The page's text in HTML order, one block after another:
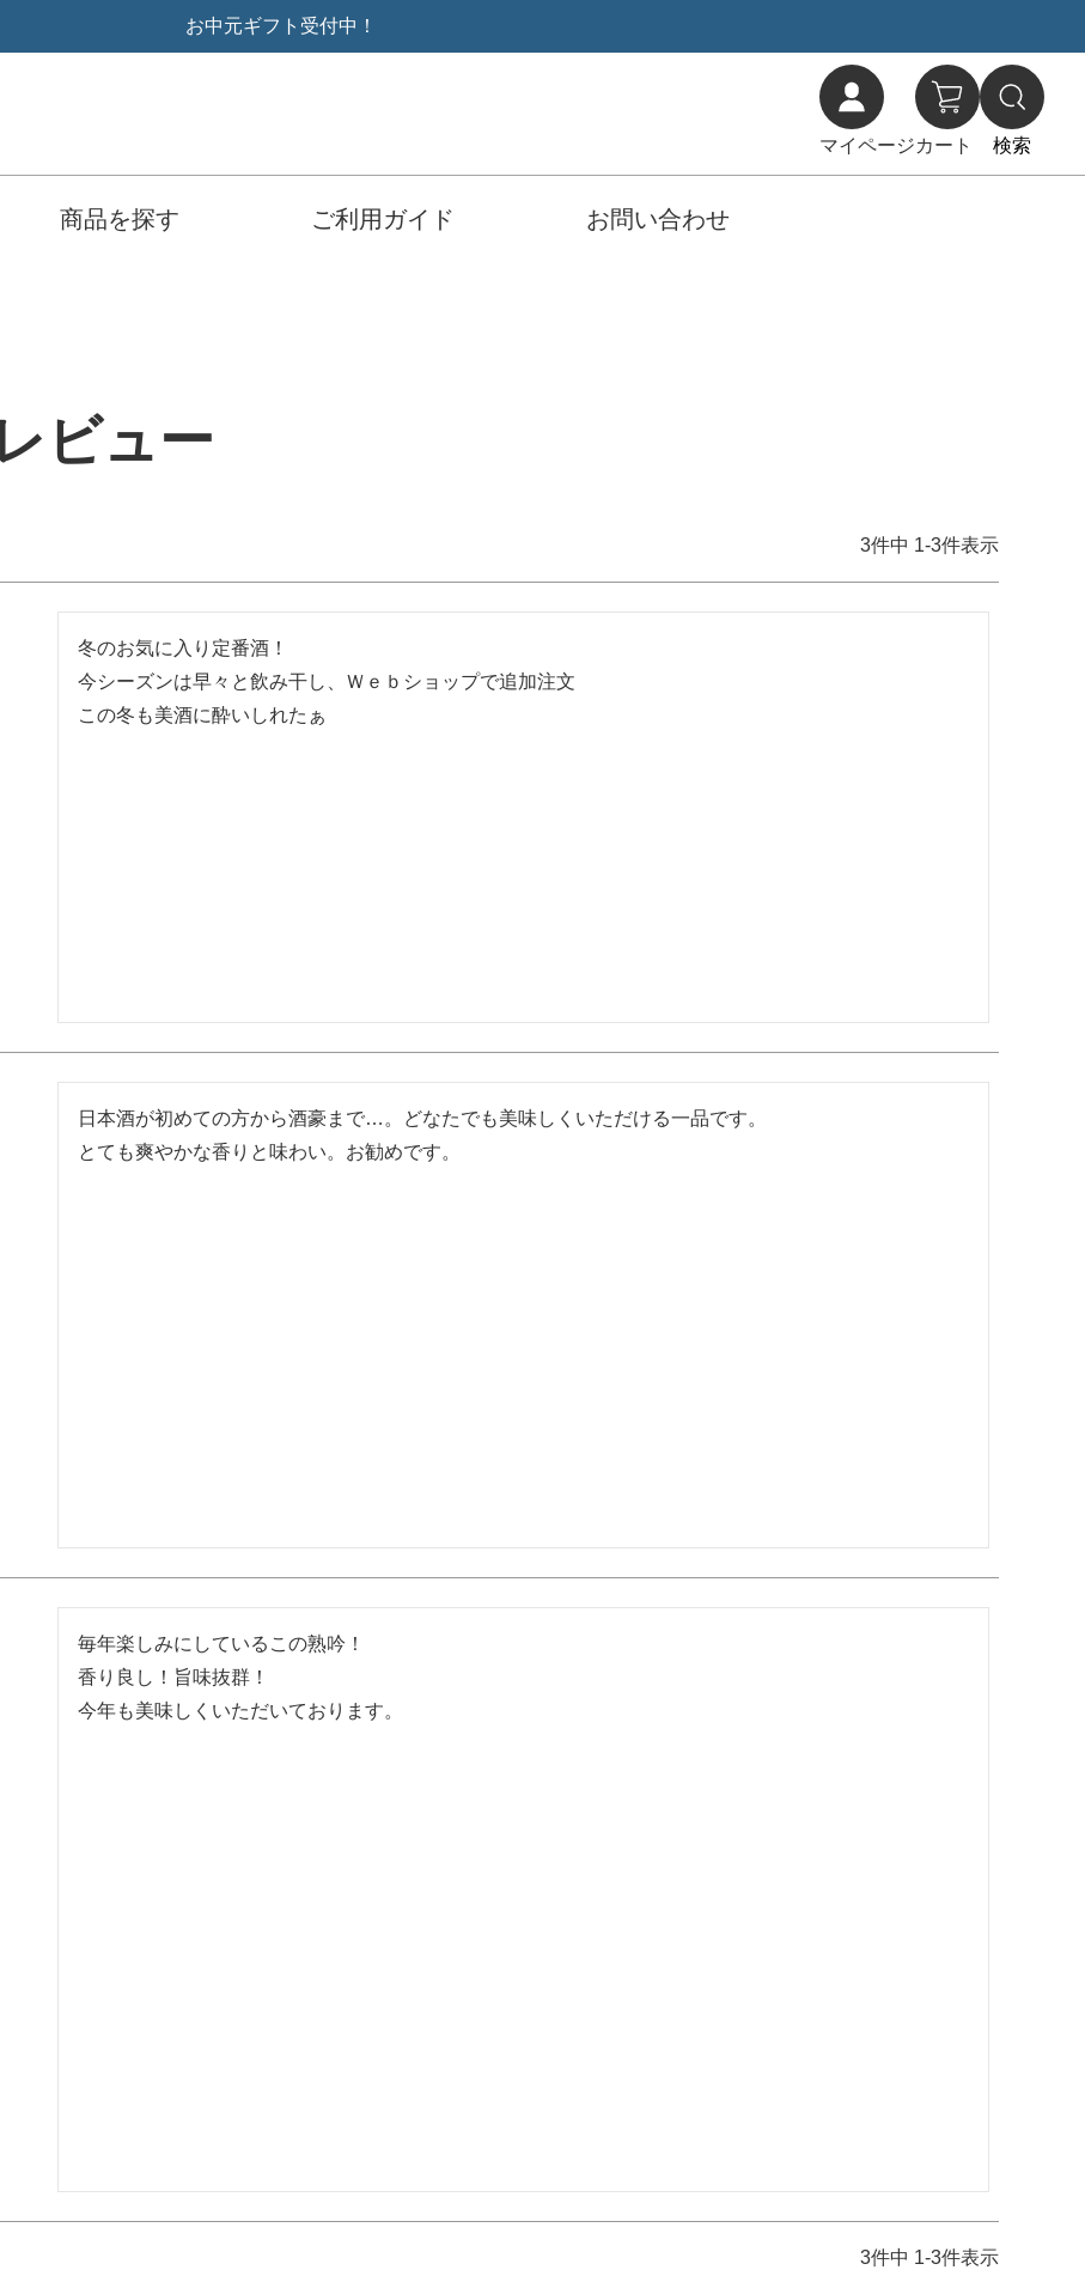
お中元ギフト受付中！
マイページカート 検索
商品を探す ご利用ガイド お問い合わせ
ビュー
3件中 1-3件表示
冬のお気に入り定番酒！
今シーズンは早々と飲み干し、Ｗｅｂショップで追加注文
この冬も美酒に酔いしれたぁ
日本酒が初めての方から酒豪まで…。どなたでも美味しくいただける一品です。
とても爽やかな香りと味わい。お勧めです。
毎年楽しみにしているこの熟吟！
香り良し！旨味抜群！
3件中 1-3件表示